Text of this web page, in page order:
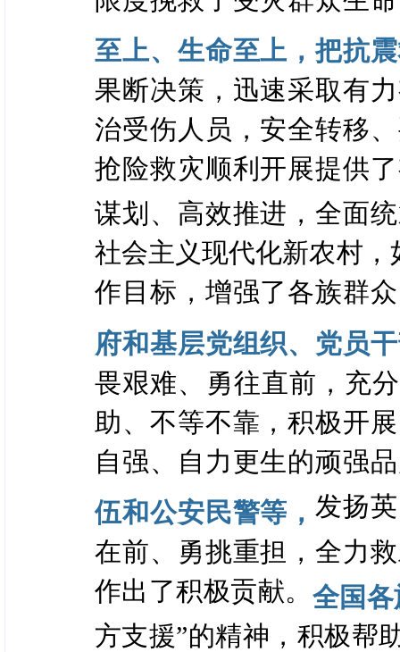
至上、生命至上，把抗
果断决策，迅速采取有
治受伤人员，安全转移
抢险救灾顺利开展提供
谋划、高效推进，全面
社会主义现代化新农村
作目标，增强了各族群
府和基层党组织、党员
畏艰难、勇往直前，充
助、不等不靠，积极开
自强、自力更生的顽强
伍和公安民警等，发扬
在前、勇挑重担，全力
作出了积极贡献。 全国
方支援”的精神，积极帮